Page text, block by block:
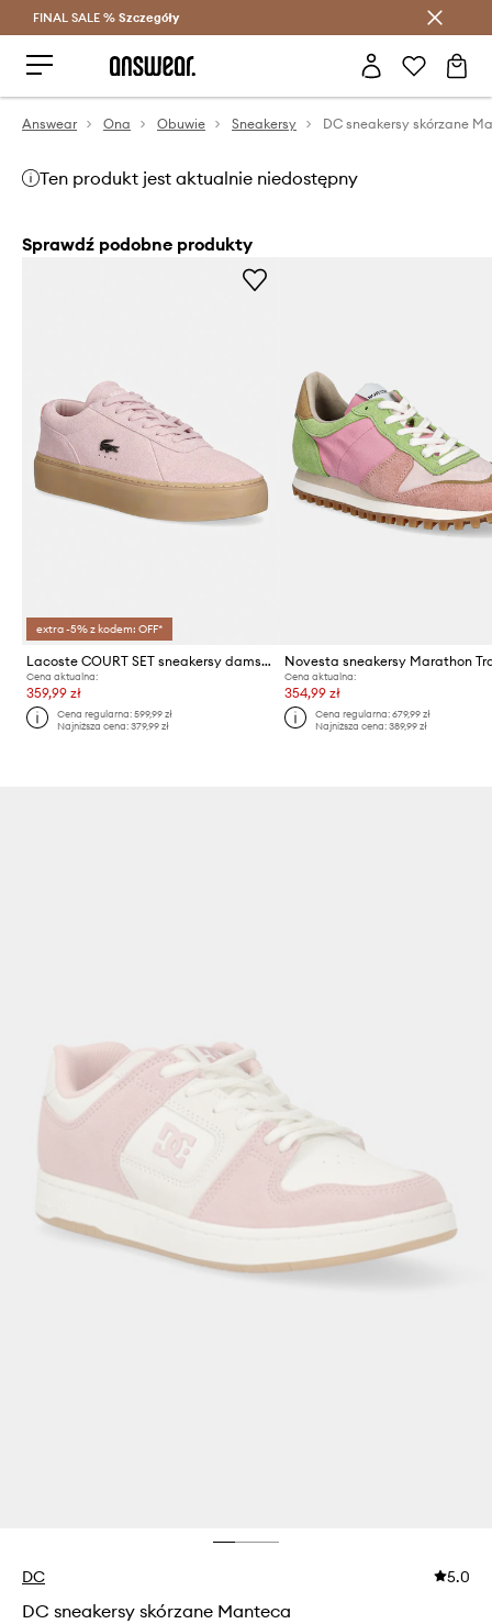
Oszczędzaj z Answear Club >
FINAL SALE % Szczegóły
Answear Ona Obuwie Sneakersy DC sneakersy skórzane
Ten produkt jest aktualnie niedostępny
Sprawdź podobne produkty
extra -5% z kodem: OFF*
Lacoste COURT SET sneakersy damskie zamszowe
Cena aktualna:
359,99 zł
Cena regularna:599,99 zł
Najniższa cena:379,99 zł
Novesta sneakersy Marathon
Cena aktualna:
354,99 zł
Cena regularna: 679,99 zł
Najniższa cena: 389,99 zł
DC 5.0
DC sneakersy skórzane Manteca